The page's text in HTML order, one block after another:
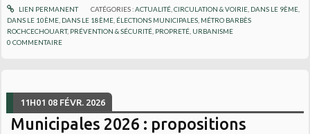
LIEN PERMANENT CATÉGORIES :ACTUALITÉ, CIRCULATION & VOIRIE, DANS LE 9ÈME,
DANS LE 10ÈME DANS LE 18ÈME ÉLECTIONS MUNICIPALES MÉTRO BARBÈS
ROCHCECHOUART, PRÉVENTION & SÉCURITÉ PROPRETÉ URBANISME
0 COMMENTAIRE
11H01 08 FÉVR. 2026
Municipales 2026 : propositions